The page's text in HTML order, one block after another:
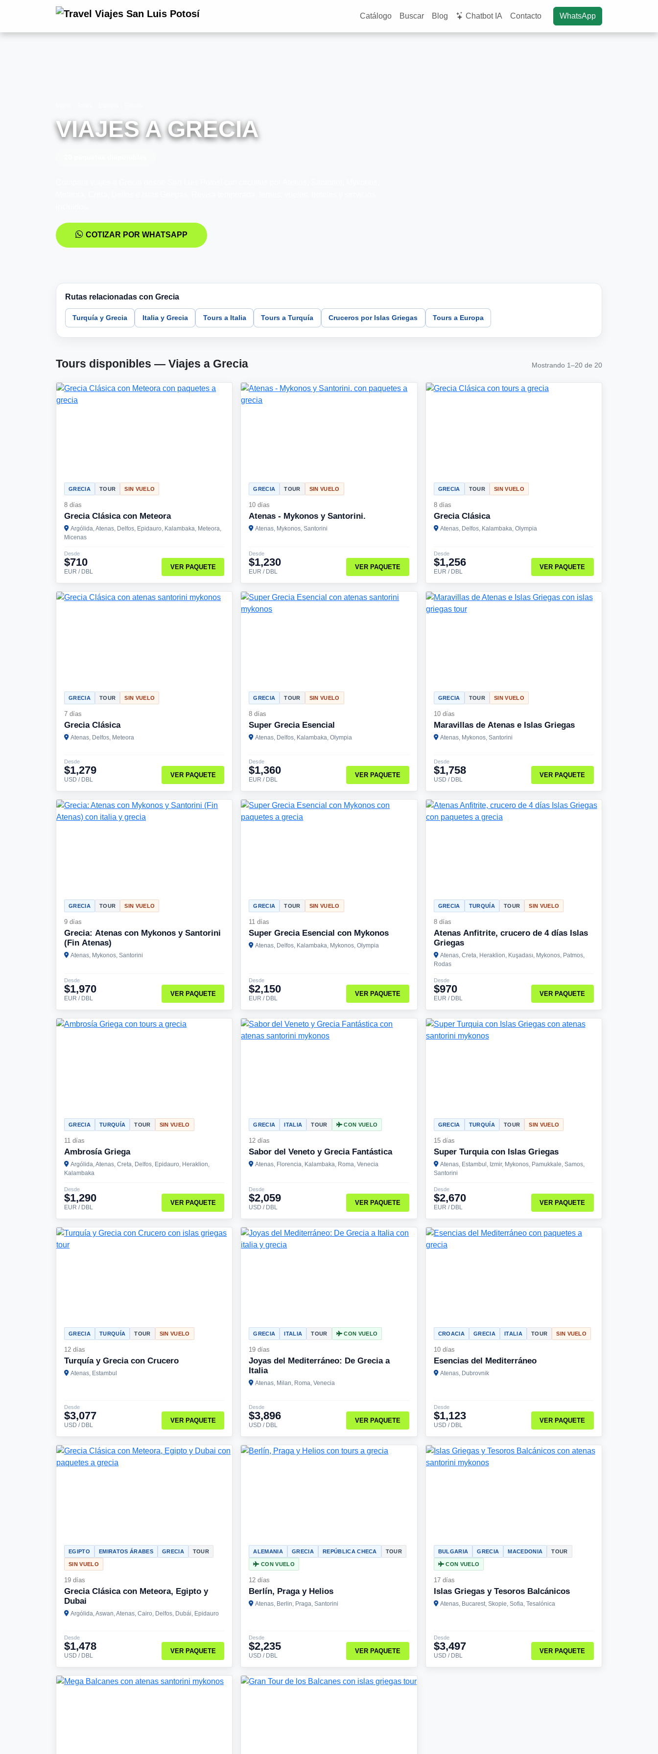
Catálogo Buscar Blog Chatbot IA Contacto WhatsApp
VIAJES A GRECIA
COTIZAR POR WHATSAPP
Rutas relacionadas con Grecia
Turquía y Grecia Italia y Grecia Tours a Italia Tours a Turquía Cruceros por Islas Griegas Tours a Europa
Tours disponibles — Viajes a Grecia Mostrando 1–20 de 20
GRECIA TOUR SIN VUELO
8 días
Grecia Clásica con Meteora
Argólida, Atenas, Delfos, Epidauro, Kalambaka, Meteora,
Micenas
Desde
$710
EUR / DBL
VER PAQUETE
GRECIA TOUR SIN VUELO
10 días
Atenas - Mykonos y Santorini.
Atenas, Mykonos, Santorini
Desde
$1,230
EUR / DBL
VER PAQUETE
GRECIA TOUR SIN VUELO
8 días
Grecia Clásica
Atenas, Delfos, Kalambaka, Olympia
Desde
$1,256
EUR / DBL
VER PAQUETE
GRECIA TOUR SIN VUELO
7 días
Grecia Clásica
Atenas, Delfos, Meteora
Desde
$1,279
USD / DBL
VER PAQUETE
GRECIA TOUR SIN VUELO
8 días
Super Grecia Esencial
Atenas, Delfos, Kalambaka, Olympia
Desde
$1,360
EUR / DBL
VER PAQUETE
GRECIA TOUR SIN VUELO
10 días
Maravillas de Atenas e Islas Griegas
Atenas, Mykonos, Santorini
Desde
$1,758
USD / DBL
VER PAQUETE
GRECIA TOUR SIN VUELO
9 días
Grecia: Atenas con Mykonos y Santorini
(Fin Atenas)
Atenas, Mykonos, Santorini
Desde
$1,970
EUR / DBL
VER PAQUETE
GRECIA TOUR SIN VUELO
11 días
Super Grecia Esencial con Mykonos
Atenas, Delfos, Kalambaka, Mykonos, Olympia
Desde
$2,150
EUR / DBL
VER PAQUETE
GRECIA TURQUÍA TOUR SIN VUELO
8 días
Atenas Anfitrite, crucero de 4 días Islas
Griegas
Atenas, Creta, Heraklion, Kuşadası, Mykonos, Patmos,
Rodas
Desde
$970
EUR / DBL
VER PAQUETE
GRECIA TURQUÍA TOUR SIN VUELO
11 días
Ambrosía Griega
Argólida, Atenas, Creta, Delfos, Epidauro, Heraklion,
Kalambaka
Desde
$1,290
EUR / DBL
VER PAQUETE
GRECIA ITALIA TOUR CON VUELO
12 días
Sabor del Veneto y Grecia Fantástica
Atenas, Florencia, Kalambaka, Roma, Venecia
Desde
$2,059
USD / DBL
VER PAQUETE
GRECIA TURQUÍA TOUR SIN VUELO
15 días
Super Turquia con Islas Griegas
Atenas, Estambul, Izmir, Mykonos, Pamukkale, Samos,
Santorini
Desde
$2,670
EUR / DBL
VER PAQUETE
GRECIA TURQUÍA TOUR SIN VUELO
12 días
Turquía y Grecia con Crucero
Atenas, Estambul
Desde
$3,077
USD / DBL
VER PAQUETE
GRECIA ITALIA TOUR CON VUELO
19 días
Joyas del Mediterráneo: De Grecia a
Italia
Atenas, Milan, Roma, Venecia
Desde
$3,896
USD / DBL
VER PAQUETE
CROACIA GRECIA ITALIA TOUR SIN VUELO
10 días
Esencias del Mediterráneo
Atenas, Dubrovnik
Desde
$1,123
USD / DBL
VER PAQUETE
EGIPTO EMIRATOS ÁRABES GRECIA TOUR
SIN VUELO
19 días
Grecia Clásica con Meteora, Egipto y
Dubai
Argólida, Aswan, Atenas, Cairo, Delfos, Dubái, Epidauro
Desde
$1,478
USD / DBL
VER PAQUETE
ALEMANIA GRECIA REPÚBLICA CHECA TOUR
CON VUELO
12 días
Berlín, Praga y Helios
Atenas, Berlin, Praga, Santorini
Desde
$2,235
USD / DBL
VER PAQUETE
BULGARIA GRECIA MACEDONIA TOUR
CON VUELO
17 días
Islas Griegas y Tesoros Balcánicos
Atenas, Bucarest, Skopie, Sofia, Tesalónica
Desde
$3,497
USD / DBL
VER PAQUETE